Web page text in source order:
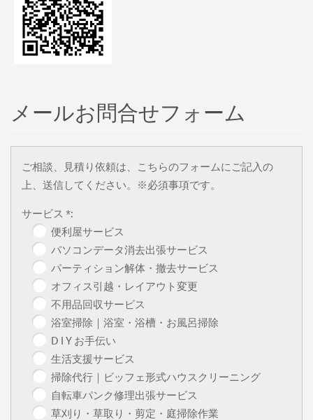
メールお問合せフォーム
ご相談、見積り依頼は、こちらのフォームにご記入の
上、送信してください。※必須事項です。
サービス *:
便利屋サービス
パソコンデータ消去出張サービス
パーティション解体・撤去サービス
オフィス引越・レイアウト変更
不用品回収サービス
浴室掃除｜浴室・浴槽・お風呂掃除
D I Y お手伝い
生活支援サービス
掃除代行｜ビッフェ形式ハウスクリーニング
自転車パンク修理出張サービス
草刈り・草取り・剪定・庭掃除作業